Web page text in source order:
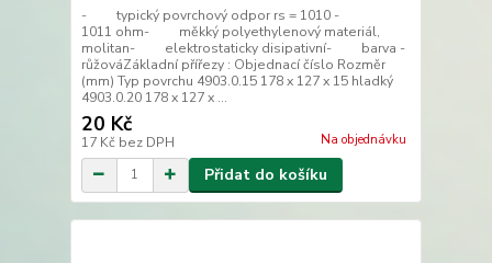
- typický povrchový odpor rs = 1010 -
1011 ohm- měkký polyethylenový materiál,
molitan- elektrostaticky disipativní- barva -
růžováZákladní přířezy : Objednací číslo Rozměr
(mm) Typ povrchu 4903.0.15 178 x 127 x 15 hladký
4903.0.20 178 x 127 x ...
20 Kč
17 Kč bez DPH Na objednávku
Přidat do košíku